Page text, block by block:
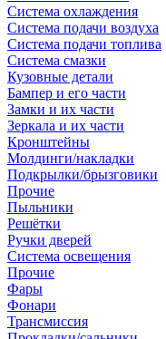
Система охлаждения
Система подачи воздуха
Система подачи топлива
Система смазки
Кузовные детали
Бампер и его части
Замки и их части
Зеркала и их части
Кронштейны
Молдинги/накладки
Подкрылки/брызговики
Прочие
Пыльники
Решётки
Ручки дверей
Система освещения
Прочие
Фары
Фонари
Трансмиссия